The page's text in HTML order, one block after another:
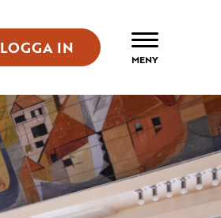
LOGGA IN ÖPPNA
MENY